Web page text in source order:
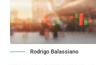
Rodrigo Balassiano